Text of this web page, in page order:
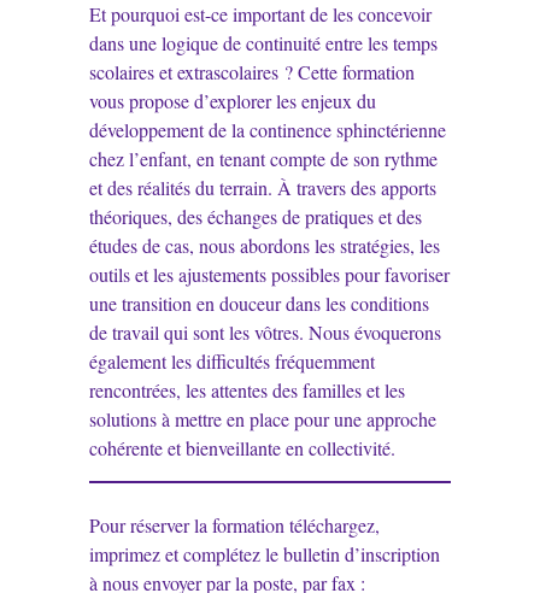
Et pourquoi est-ce important de les concevoir
dans une logique de continuité entre les temps
scolaires et extrascolaires ? Cette formation
vous propose d’explorer les enjeux du
développement de la continence sphinctérienne
chez l’enfant, en tenant compte de son rythme
et des réalités du terrain. À travers des apports
théoriques, des échanges de pratiques et des
études de cas, nous abordons les stratégies, les
outils et les ajustements possibles pour favoriser
une transition en douceur dans les conditions
de travail qui sont les vôtres. Nous évoquerons
également les difficultés fréquemment
rencontrées, les attentes des familles et les
solutions à mettre en place pour une approche
cohérente et bienveillante en collectivité.
Pour réserver la formation téléchargez,
imprimez et complétez le bulletin d’inscription
à nous envoyer par la poste, par fax :